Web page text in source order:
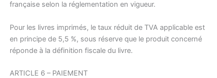
française selon la réglementation en vigueur.
Pour les livres imprimés, le taux réduit de TVA applicable est
en principe de 5,5 %, sous réserve que le produit concerné
réponde à la définition fiscale du livre.
ARTICLE 6 – PAIEMENT